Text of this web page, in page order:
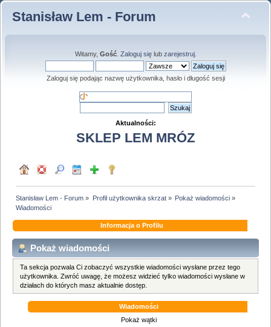
Stanisław Lem - Forum
Witamy, Gość. Zaloguj sięlub zarejestruj.
Zaloguj się podając nazwę użytkownika, hasło i długość sesji
Aktualności:
SKLEP LEM MRÓZ
Stanisław Lem - Forum » Profil użytkownika skrzat» Pokaż wiadomości»
Wiadomości
Informacja o Profilu
Pokaż wiadomości
Ta sekcja pozwala Ci zobaczyć wszystkie wiadomości wysłane przez tego
użytkownika. Zwróć uwagę, że możesz widzieć tylko wiadomości wysłane w
działach do których masz aktualnie dostęp.
Wiadomości
Pokaż wątki